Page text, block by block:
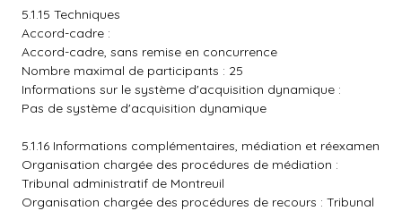
5.1.15 Techniques
Accord-cadre :
Accord-cadre, sans remise en concurrence
Nombre maximal de participants : 25
Informations sur le système d'acquisition dynamique :
Pas de système d'acquisition dynamique
5.1.16 Informations complémentaires, médiation et réexamen
Organisation chargée des procédures de médiation :
Tribunal administratif de Montreuil
Organisation chargée des procédures de recours : Tribunal